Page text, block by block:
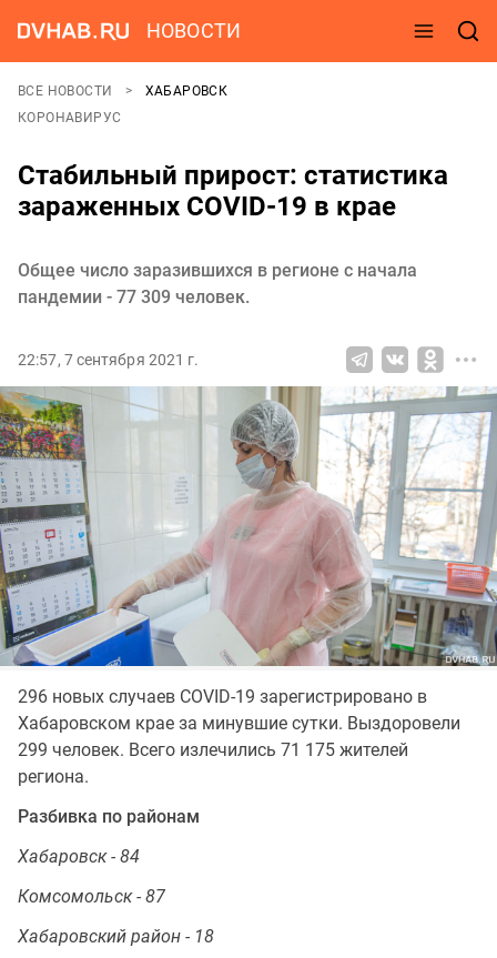
НОВОСТИ
ВСЕ НОВОСТИ
ХАБАРОВСК
КОРОНАВИРУС
Стабильный прирост: статистика
зараженных COVID-19 в крае
Общее число заразившихся в регионе с начала
пандемии - 77 309 человек.
22:57, 7 сентября 2021 г.
296 новых случаев COVID-19 зарегистрировано в
Хабаровском крае за минувшие сутки. Выздоровели
299 человек. Всего излечились 71 175 жителей
региона.
Разбивка по районам
Хабаровск - 84
Комсомольск - 87
Хабаровский район - 18